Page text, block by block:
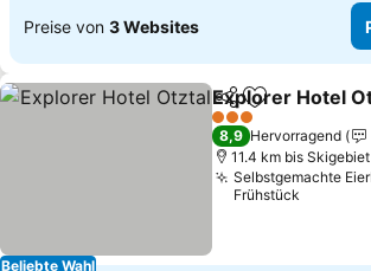
Preise von 3 Websites
Beliebte Wahl
TeilenZu Favoriten
Explorer Hotel
3 Sterne
8,9 Hervorragend
11.4 km bis
Selbstgemachte
Frühstück